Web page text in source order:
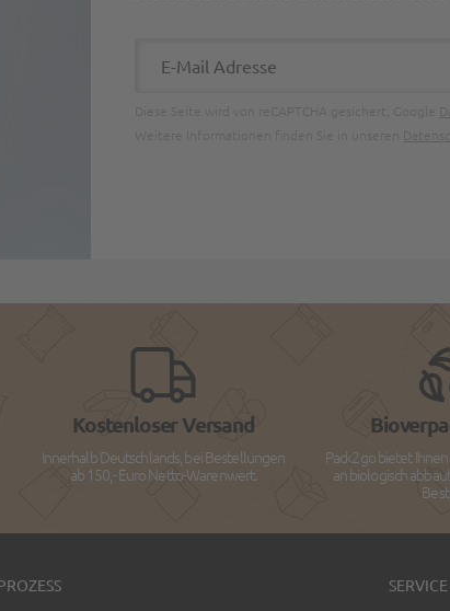
Kostenloser Versand
Innerhalb Deutschlands, bei Bestellungen
ab 150,- Euro Netto-Warenwert.
Pack2go bietet
an biologisch
SERVICE